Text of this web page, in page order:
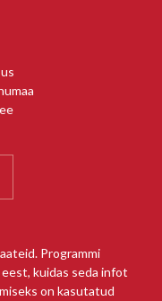
Programmi
kuidas seda infot
on kasutatud